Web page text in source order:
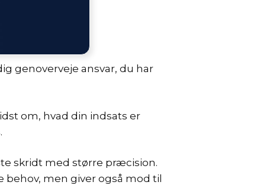
genoverveje ansvar, du har
om, hvad din indsats er
skridt med større præcision.
men giver også mod til